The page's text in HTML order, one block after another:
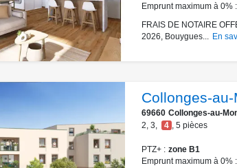
Emprunt maximum à 0%
FRAIS DE NOTAIRE
2026, Bouygues... En
Collonges-
69660 Collonges-au-
2 3 4 , 5 pièces
PTZ+
zone B1
Emprunt maximum à 0%